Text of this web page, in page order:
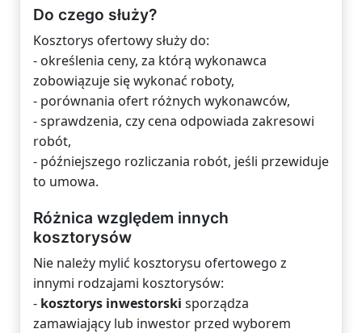
Do czego służy?
Kosztorys ofertowy służy do:
- określenia ceny, za którą wykonawca
zobowiązuje się wykonać roboty,
- porównania ofert różnych wykonawców,
- sprawdzenia, czy cena odpowiada zakresowi
robót,
- późniejszego rozliczania robót, jeśli przewiduje
to umowa.
Różnica względem innych
kosztorysów
Nie należy mylić kosztorysu ofertowego z
innymi rodzajami kosztorysów:
- kosztorys inwestorski sporządza
zamawiający lub inwestor przed wyborem